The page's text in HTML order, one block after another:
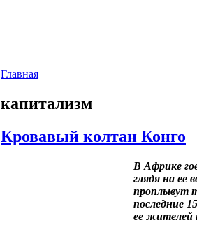
Главная
капитализм
Кровавый колтан Конго
В Африке
глядя на ее
проплывут
последние
ее жителей